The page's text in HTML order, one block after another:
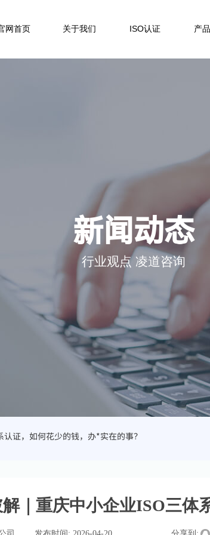
网首页 关于我们 ISO认证 产
新闻动态
行业观点 凌道咨询
证，如何花少的钱，办*实在的事？
｜重庆中小企业ISO三体